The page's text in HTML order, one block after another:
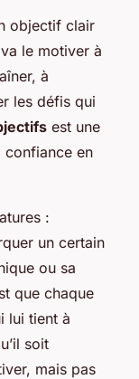
objectif clair
le motiver à
à
les défis qui
est une
en
:
un certain
ou sa
que chaque
lui tient à
soit
mais pas